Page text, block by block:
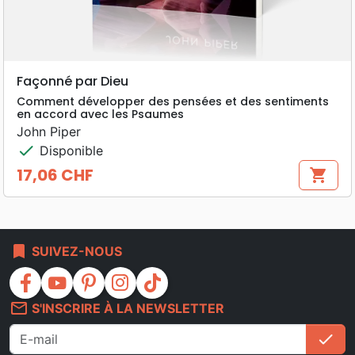
Façonné par Dieu
Comment développer des pensées et des sentiments
en accord avec les Psaumes
John Piper
check Disponible
Prix
17,06 CHF shopping_cart
bookmark SUIVEZ-NOUS
facebook youtube pinterest instagram
tiktok
mail_outline S'INSCRIRE À LA NEWSLETTER
check